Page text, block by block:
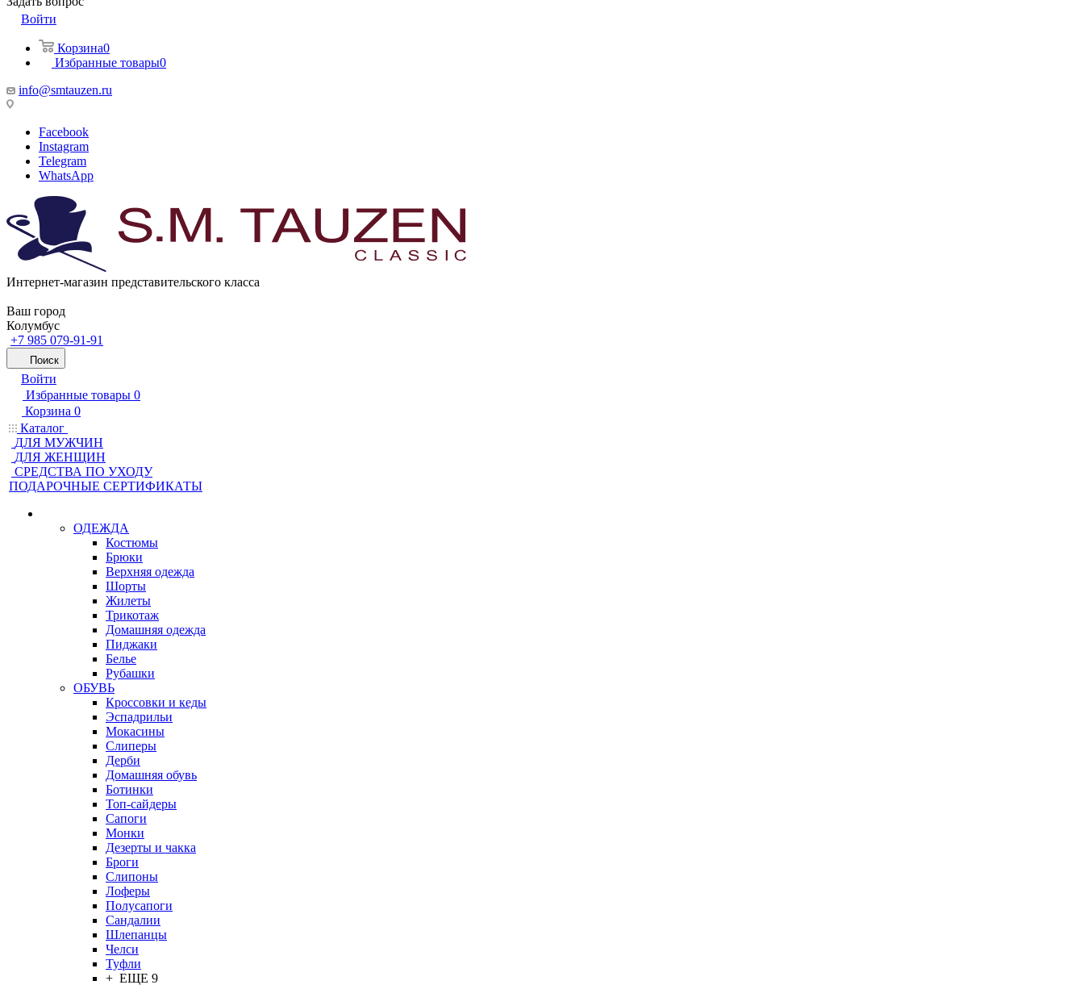
Войти
Корзина0
Избранные товары0
info@smtauzen.ru
Facebook
Instagram
Telegram
WhatsApp
Интернет-магазин представительского класса
Ваш город
Колумбус
+7 985 079-91-91
Поиск
Войти
Избранные товары 0
Корзина 0
Каталог
ДЛЯ МУЖЧИН
ДЛЯ ЖЕНЩИН
CРЕДСТВА ПО УХОДУ
ПОДАРОЧНЫЕ СЕРТИФИКАТЫ
ОДЕЖДА
Костюмы
Брюки
Верхняя одежда
Шорты
Жилеты
Трикотаж
Домашняя одежда
Пиджаки
Белье
Рубашки
ОБУВЬ
Кроссовки и кеды
Эспадрильи
Мокасины
Слиперы
Дерби
Домашняя обувь
Ботинки
Топ-сайдеры
Сапоги
Монки
Дезерты и чакка
Броги
Слипоны
Лоферы
Полусапоги
Сандалии
Шлепанцы
Челси
Туфли
+ ЕЩЕ 9